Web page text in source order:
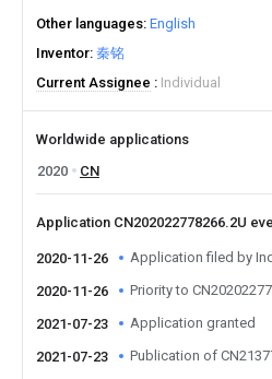
Other languages English
Inventor 秦铭
Current Assignee
Individual
Worldwide applications
2020
CN
Application CN202022778266.2U
2020-11-26 Application filed by
2020-11-26 Priority to
2021-07-23 Application granted
2021-07-23 Publication of